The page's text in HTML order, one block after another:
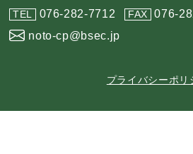
TEL 076-282-7712 FAX
076-
noto-cp@bsec.jp
プライバシーポリ